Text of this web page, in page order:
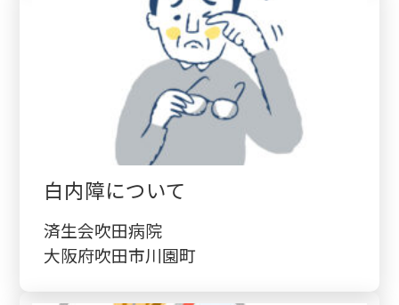
白内障について
済生会吹田病院
大阪府吹田市川園町